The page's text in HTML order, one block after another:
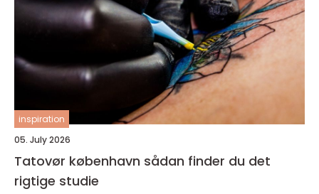
inspiration
05. July 2026
Tatovør københavn sådan finder du det
rigtige studie